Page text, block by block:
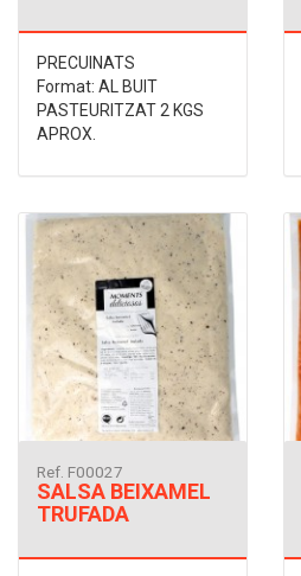
PRECUINATS
Format: AL BUIT
PASTEURITZAT 2 KGS
APROX.
Ref. F00027
SALSA BEIXAMEL
TRUFADA